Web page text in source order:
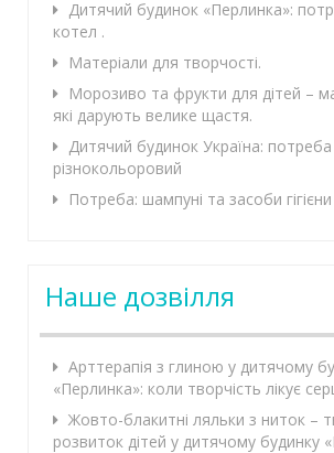
Дитячий будинок «Перлинка»:
котел .
Матеріали для творчості.
Морозиво та фрукти для дітей –
які дарують велике щастя.
Дитячий будинок Україна:
різнокольоровий
Потреба: шампуні та засоби
Наше дозвілля
Арттерапія з глиною у дитячому
«Перлинка»: коли творчість лікує
Жовто-блакитні ляльки з ниток –
розвиток дітей у дитячому будинку